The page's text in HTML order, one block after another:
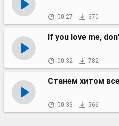
00:27 370
If you love me,
00:32 782
Станем хитом
00:33 566